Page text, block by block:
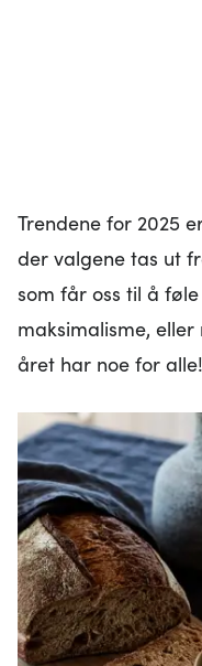
Trendene for 2025
der valgene tas ut
som får oss til å
maksimalisme,
året har noe for alle!